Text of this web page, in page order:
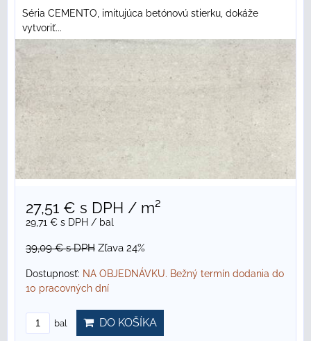
Séria CEMENTO, imitujúca betónovú stierku, dokáže
vytvoriť...
27,51 € s DPH / m²
29,71 € s DPH / bal
39,09 €s DPH Zľava 24%
Dostupnosť: NA OBJEDNÁVKU. Bežný termín dodania do
10 pracovných dní
bal DO KOŠÍKA